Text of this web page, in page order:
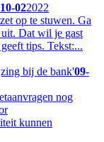
10-022022
op te stuwen. Ga
Dat wil je gast
tips. Tekst:...
bij de bank'09-
nog
kunnen